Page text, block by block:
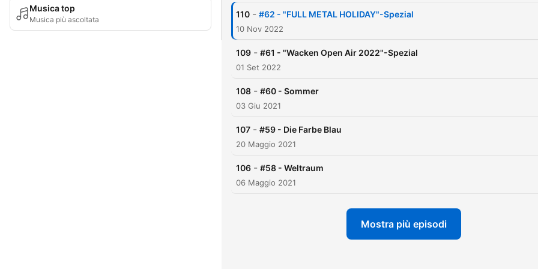
Musica top
Musica più ascoltata
Körper verschönert hat. Von
Comic über Finelineing bis
Stile und weiß worauf
110 - #62 - "FULL METAL HOLIDAY"-Spezial
10 Nov 2022
109 - #61 - "Wacken Open Air 2022"-Spezial
01 Set 2022
108 - #60 - Sommer
03 Giu 2021
107 - #59 - Die Farbe Blau
20 Maggio 2021
106 - #58 - Weltraum
06 Maggio 2021
Mostra più episodi